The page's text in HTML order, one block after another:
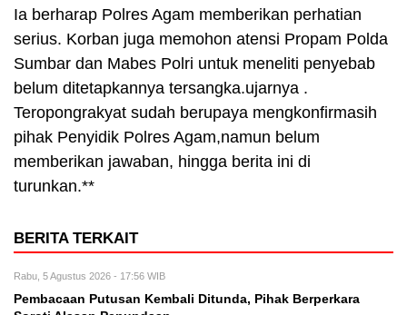
Ia berharap Polres Agam memberikan perhatian
serius. Korban juga memohon atensi Propam Polda
Sumbar dan Mabes Polri untuk meneliti penyebab
belum ditetapkannya tersangka.ujarnya .
Teropongrakyat sudah berupaya mengkonfirmasih
pihak Penyidik Polres Agam,namun belum
memberikan jawaban, hingga berita ini di
turunkan.**
BERITA TERKAIT
Rabu, 5 Agustus 2026 - 17:56 WIB
Pembacaan Putusan Kembali Ditunda, Pihak Berperkara